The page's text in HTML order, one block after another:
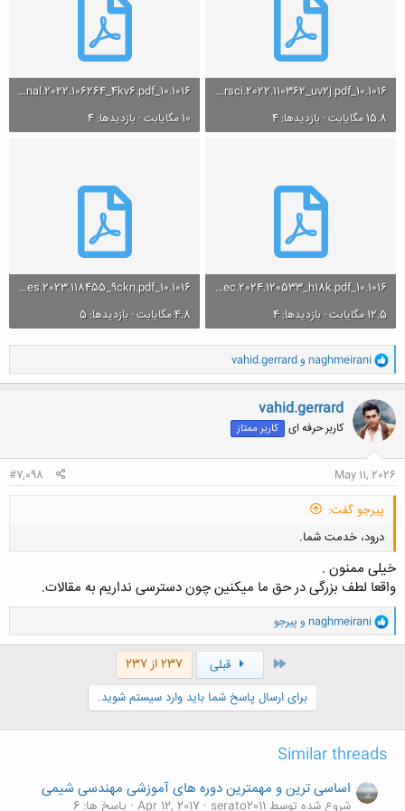
10.1016_j.corsci.2022.110362_uv2j.pdf
15.8 مگایابت · بازدیدها: 4
10.1016_j.engfailanal.2022.106264_4kv6.pdf
10 مگایابت · بازدیدها: 4
10.1016_j.powtec.2024.120533_h18k.pdf
12.5 مگایابت · بازدیدها: 4
10.1016_j.ces.2023.118455_9ckn.pdf
4.8 مگایابت · بازدیدها: 5
و
ا
ک
ن
ش
ه
ا
naghmeirani و vahid.gerrard
vahid.gerrard
کاربر حرفه ای کاربر ممتاز
May 11, 2026
#7,098
پیرجو گفت:
درود، خدمت شما.
کلیک کنید تا باز شود...
خیلی ممنون .
واقعا لطف بزرگی در حق ما میکنین چون دسترسی نداریم به مقالات.
و
ا
ک
naghmeirani و پیرجو
اول قبلی
237 از 237
برای ارسال پاسخ شما باید وارد سیستم شوید.
Similar threads
اساسی ترین و مهمترین دوره های آموزشی مهندسی شیمی
شروع شده توسط serato2011 Apr 12, 2017 پاسخ ها: 6